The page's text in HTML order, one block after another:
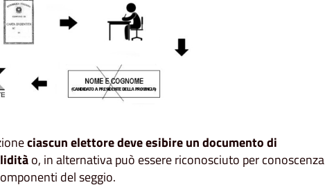
ciascun elettore deve esibire un documento di
o, in alternativa può essere riconosciuto per conoscenza
del seggio.